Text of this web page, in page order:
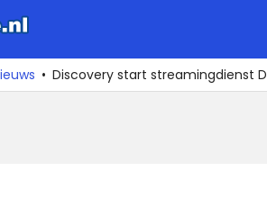
Discovery start streamingdienst